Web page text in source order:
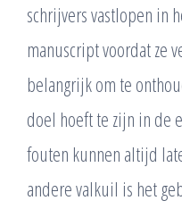
schrijvers vastlopen in
manuscript voordat ze
belangrijk om te
doel hoeft te zijn in de
fouten kunnen altijd
andere valkuil is het